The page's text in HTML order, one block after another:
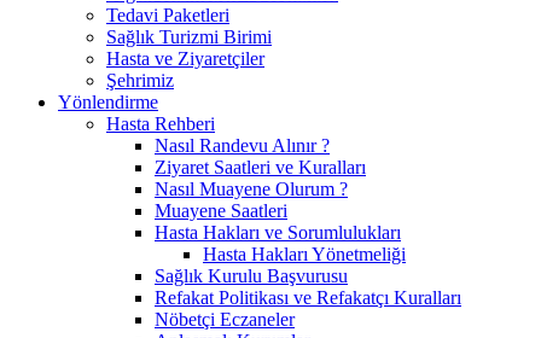
Tedavi Paketleri
Sağlık Turizmi Birimi
Hasta ve Ziyaretçiler
Şehrimiz
Yönlendirme
Hasta Rehberi
Nasıl Randevu Alınır ?
Ziyaret Saatleri ve Kuralları
Nasıl Muayene Olurum ?
Muayene Saatleri
Hasta Hakları ve Sorumlulukları
Hasta Hakları Yönetmeliği
Sağlık Kurulu Başvurusu
Refakat Politikası ve Refakatçı Kuralları
Nöbetçi Eczaneler